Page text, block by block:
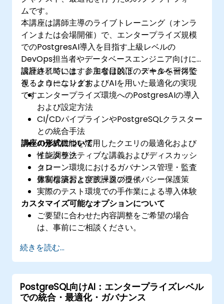
ムです。
本講座は講師主導のライブトレーニング（オンラ
インまたは会場開催）で、エンタープライズ規模
でのPostgresAI導入を目指す上級レベルの
DevOps担当者やデータベースエンジニア向けに
設計されています。主な目的は、データベース監
視・クローニングおよびAIを用いた最適化の実現
です。
講座終了時には、参加者は以下のスキルを習得で
きるようになります：
​エンタープライズ環境へのPostgresAIの導入
および設定方法
CI/CDパイプラインやPostgreSQLクラスター
との統合手法
AI分析機能を活用したクエリの最適化および
性能調整法
クローン環境におけるガバナンス管理・監査
体制構築およびデータプライバシー保護策
講座の形式について
インタラクティブな講義およびディスカッシ
ョン
豊富な演習と実践課題の提供
実際のテスト環境での手作業による導入体験
カスタマイズ可能なオプションについて
ご要望に合わせた内容調整をご希望の場合
は、事前にご相談ください。
続きを読む...
PostgreSQL向けAI：エンタープライズレベル
での統合・最適化・ガバナンス